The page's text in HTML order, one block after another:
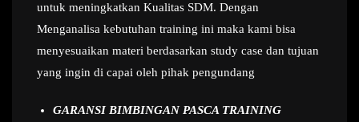
untuk meningkatkan Kualitas SDM. Dengan
Menganalisa kebutuhan training ini maka kami bisa
menyesuaikan materi berdasarkan study case dan tujuan
yang ingin di capai oleh pihak pengundang
GARANSI BIMBINGAN PASCA TRAINING